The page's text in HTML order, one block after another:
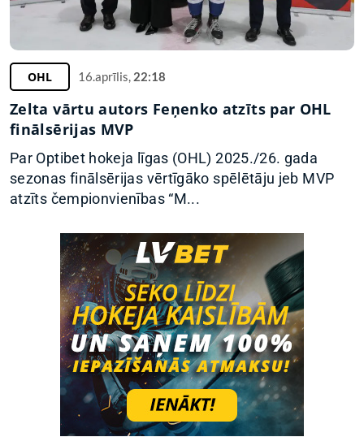
OHL 16.aprīlis, 22:18
Zelta vārtu autors Feņenko atzīts par OHL
finālsērijas MVP
Par Optibet hokeja līgas (OHL) 2025./26. gada
sezonas finālsērijas vērtīgāko spēlētāju jeb MVP
atzīts čempionvienības “M...